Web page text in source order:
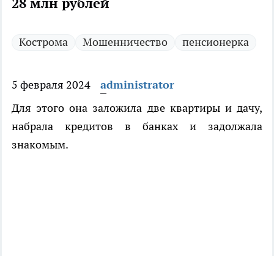
Кострома Мошенничество пенсионерка
5 февраля 2024
administrator
Для этого она заложила две квартиры и дачу,
набрала кредитов в банках и задолжала
знакомым.